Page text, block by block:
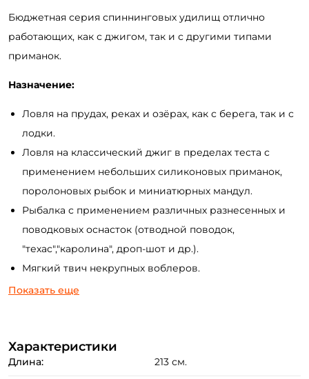
Бюджетная серия спиннинговых удилищ отлично
работающих, как с джигом, так и с другими типами
приманок.
Назначение:
Ловля на прудах, реках и озёрах, как с берега, так и с
лодки.
Ловля на классический джиг в пределах теста с
применением небольших силиконовых приманок,
поролоновых рыбок и миниатюрных мандул.
Рыбалка с применением различных разнесенных и
поводковых оснасток (отводной поводок,
"техас","каролина", дроп-шот и др.).
Мягкий твич некрупных воблеров.
Ловля некрупного "белого" хищника (голавль, язь) на
Преимущества:
Показать еще
Характеристики
Длина: 213 см.